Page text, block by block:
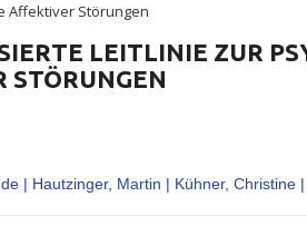
Affektiver Störungen
LEITLINIE ZUR
STÖRUNGEN
| Hautzinger, Martin | Kühner, Christine